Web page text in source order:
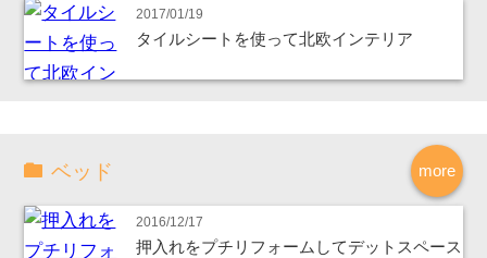
2017/01/19
タイルシートを使って北欧インテリア
more
ベッド
2016/12/17
押入れをプチリフォームしてデットスペース